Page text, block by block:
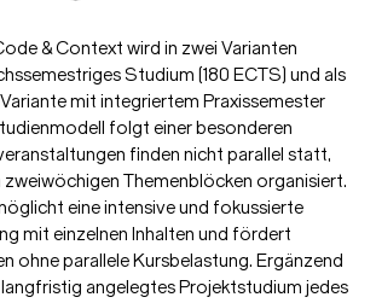
& Context wird in zwei Varianten
Studium (180 ECTS) und als
mit integriertem Praxissemester
folgt einer besonderen
finden nicht parallel statt,
zweiwöchigen Themenblöcken organisiert.
eine intensive und fokussierte
mit einzelnen Inhalten und fördert
ohne parallele Kursbelastung. Ergänzend
angelegtes Projektstudium jedes